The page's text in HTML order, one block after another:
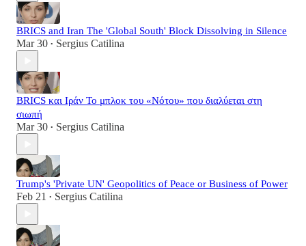
BRICS and Iran The 'Global South' Block Dissolving in Silence
Mar 30 • Sergius Catilina
BRICS και Ιράν Το μπλοκ του «Νότου» που διαλύεται στη
σιωπή
Mar 30 • Sergius Catilina
Trump's 'Private UN' Geopolitics of Peace or Business of Power
Feb 21 • Sergius Catilina